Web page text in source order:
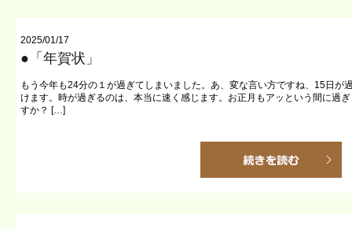
2025/01/17
●「年賀状」
もう今年も24分の１が過ぎてしまいました。あ、変な言い方ですね、15日が
けます。時が過ぎるのは、本当に速く感じます。お正月もアッという間に過
すか？ […]